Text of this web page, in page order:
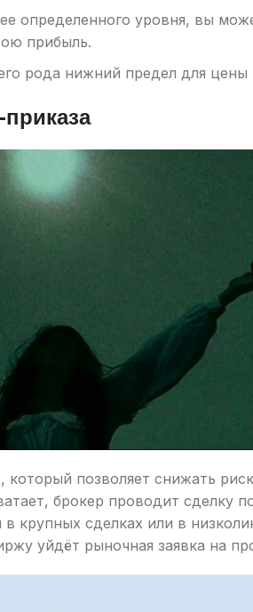
определенного уровня, вы
прибыль.
рода нижний предел для цены
позволяет снижать
брокер проводит сделку
крупных сделках или в
уйдёт рыночная заявка на